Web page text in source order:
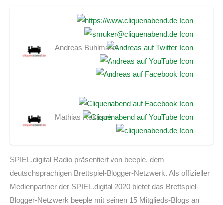
Andreas Buhlmann
Mathias Rekasch
SPIEL.digital Radio präsentiert von beeple, dem
deutschsprachigen Brettspiel-Blogger-Netzwerk. Als offizieller
Medienpartner der SPIEL.digital 2020 bietet das Brettspiel-
Blogger-Netzwerk beeple mit seinen 15 Mitglieds-Blogs an